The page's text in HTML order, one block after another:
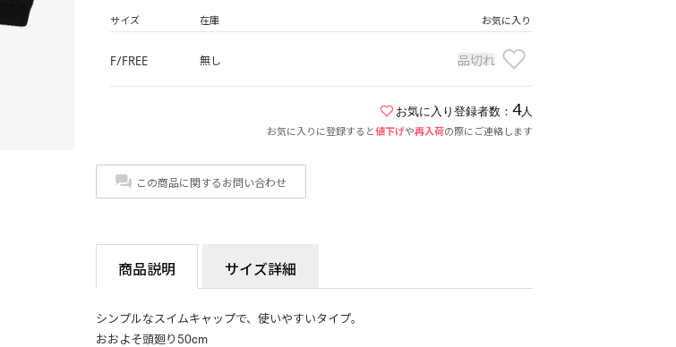
サイズ 在庫 お気に入り
F/FREE 無し 品切れ
お気に入り登録者数： 4人
お気に入りに登録すると値下げや再入荷の際にご連絡します
この商品に関するお問い合わせ
商品説明 サイズ詳細
シンプルなスイムキャップで、使いやすいタイプ。
おおよそ頭廻り50cm